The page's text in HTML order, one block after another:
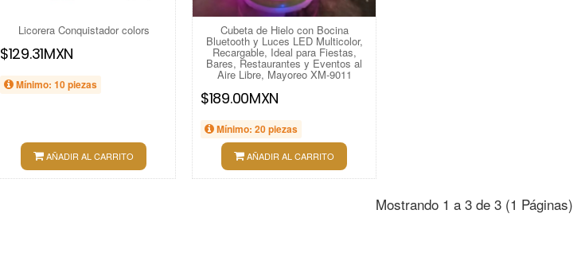
Licorera Conquistador colors
$129.31MXN
Mínimo: 10 piezas
AÑADIR AL CARRITO
Cubeta de Hielo con Bocina
Bluetooth y Luces LED Multicolor,
Recargable, Ideal para Fiestas,
Bares, Restaurantes y Eventos al
Aire Libre, Mayoreo XM-9011
$189.00MXN
Mínimo: 20 piezas
AÑADIR AL CARRITO
Mostrando 1 a 3 de 3 (1 Páginas)